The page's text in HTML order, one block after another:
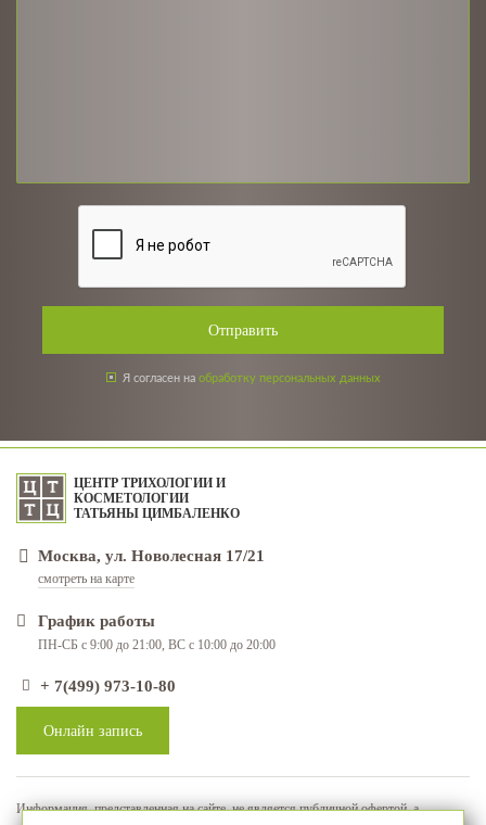
Отправить
Я согласен на обработку персональных данных
ЦЕНТР ТРИХОЛОГИИ И
КОСМЕТОЛОГИИ
ТАТЬЯНЫ ЦИМБАЛЕНКО
Москва, ул. Новолесная 17/21
смотреть на карте
График работы
ПН-СБ с 9:00 до 21:00, ВС с 10:00 до 20:00
+ 7(499) 973-10-80
Онлайн запись
Информация, представленная на сайте, не является публичной офертой, а